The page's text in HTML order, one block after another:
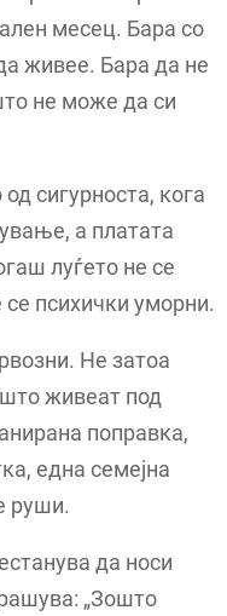
месец. Бара со
живее. Бара да не
не може да си
сигурноста, кога
а платата
луѓето не се
психички уморни.
Не затоа
живеат под
поправка,
една семејна
руши.
да носи
„Зошто